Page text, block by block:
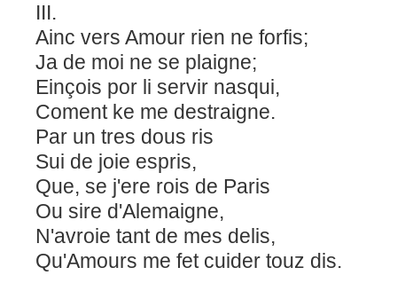
III.
Ainc vers Amour rien ne forfis;
Ja de moi ne se plaigne;
Einçois por li servir nasqui,
Coment ke me destraigne.
Par un tres dous ris
Sui de joie espris,
Que, se j'ere rois de Paris
Ou sire d'Alemaigne,
N'avroie tant de mes delis,
Qu'Amours me fet cuider touz dis.